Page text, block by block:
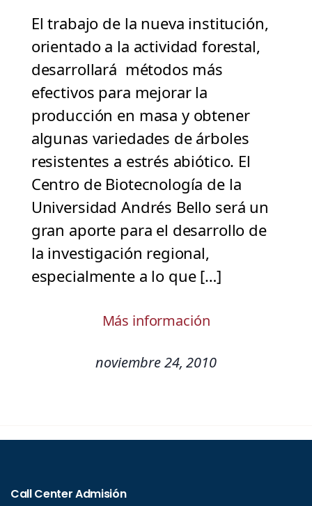
El trabajo de la nueva institución,
orientado a la actividad forestal,
desarrollará métodos más
efectivos para mejorar la
producción en masa y obtener
algunas variedades de árboles
resistentes a estrés abiótico. El
Centro de Biotecnología de la
Universidad Andrés Bello será un
gran aporte para el desarrollo de
la investigación regional,
especialmente a lo que […]
Más información
noviembre 24, 2010